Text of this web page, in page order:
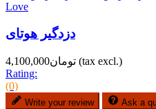
Love
دزدگیر هوتای
تومان4,100,000 (tax excl.)
Rating:
(0)
Write your review Ask a